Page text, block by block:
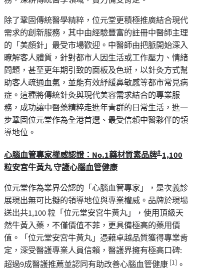
除了鞏固傳統醫學精粹，位元堂更積極推廣結合現代
需求的創新服務，其中由經驗豐富的註冊中醫師主理
的「美顏針」最受市場歡迎。中醫師由把脈開始深入
瞭解客人體質，針對都市人因生活或工作壓力、情緒
問題，甚至更年期引致的面板及色斑，以針灸方式幫
助客人疏通血氣，並能有效紓緩鼻敏感等都市常見病
症。這種將傳統針灸與現代美容需求結合的專業服
務，成功讓中醫藥精粹走進年青群的日常生活，進一
步鞏固位元堂作為全港首選、最受信賴中醫夥伴的領
導地位。
心腦血管專家權威認證： No.1藥材質素品牌# 1,100
粒安宮牛黃丸 守護心腦血管健康
位元堂作為業界公認的「心腦血管專家」，是次義診
展現出無可比擬的領導地位與專業權威。品牌於現場
送出共1,100 粒「位元堂安宮牛黃丸」，使用頂級天
然牛黃入藥，不僅價值不菲，更具備極高的藥用價
值。「位元堂安宮牛黃丸」憑藉卓越品質獲得專業肯
定，深受醫護專業人員信賴，醫護界擁有極高口碑:
超過9成醫護推薦並認同有助改善心腦血管健康 [1] 。